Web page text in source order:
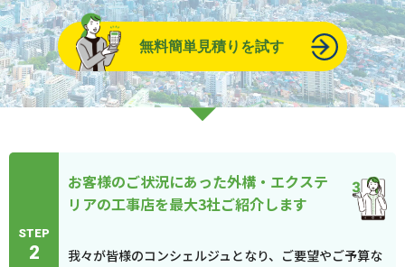
無料簡単見積りを試す
STEP
2
お客様のご状況にあった外構・エクステ
リアの工事店を最大3社ご紹介します
我々が皆様のコンシェルジュとなり、ご要望やご予算な